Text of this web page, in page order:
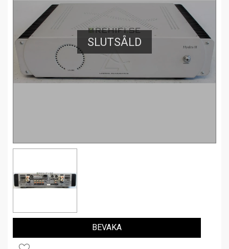
SLUTSÅLD
BEVAKA